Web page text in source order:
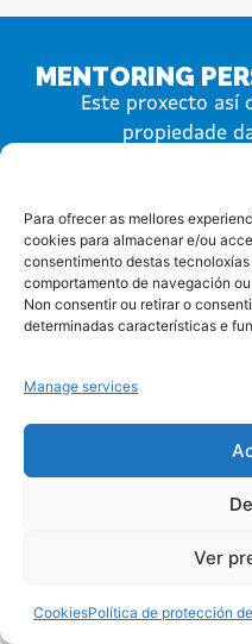
Para ofrecer as mellores
cookies para almacenar e/ou
consentimento destas
comportamento de navegación
Non consentir ou retirar o
determinadas características e
Manage services
Ver
CookiesPolítica de protección
MENTORING
Este proxecto así
propiedade
Protección de